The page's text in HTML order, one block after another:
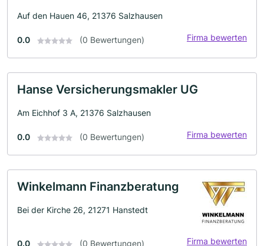
Auf den Hauen 46, 21376 Salzhausen
0.0 (0 Bewertungen) Firma bewerten
Hanse Versicherungsmakler UG
Am Eichhof 3 A, 21376 Salzhausen
0.0 (0 Bewertungen) Firma bewerten
Winkelmann Finanzberatung
Bei der Kirche 26, 21271 Hanstedt
0.0 (0 Bewertungen) Firma bewerten